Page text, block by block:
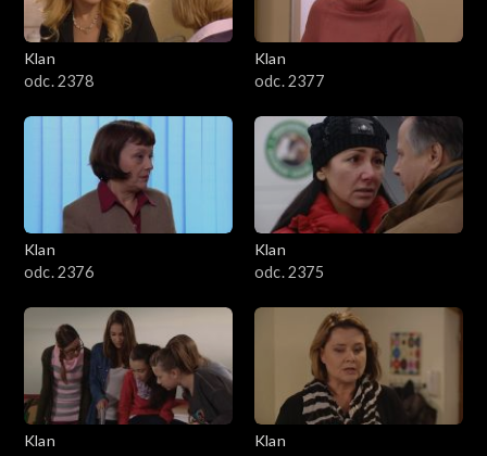
601–700
501–600
401–500
301–400
201–300
101–200
1–100
Klan
odc. 2378
Klan
odc. 2377
Klan
odc. 2376
Klan
odc. 2375
Klan
Klan